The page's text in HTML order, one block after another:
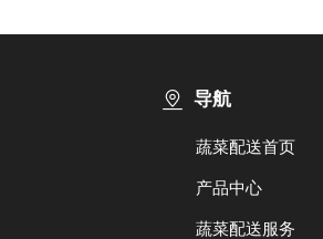
导航
蔬菜配送首页
产品中心
蔬菜配送服务